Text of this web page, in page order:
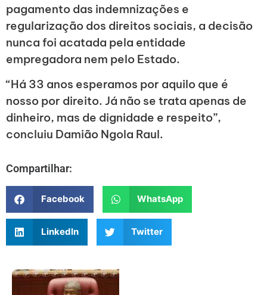
pagamento das indemnizações e
regularização dos direitos sociais, a decisão
nunca foi acatada pela entidade
empregadora nem pelo Estado.
“Há 33 anos esperamos por aquilo que é
nosso por direito. Já não se trata apenas de
dinheiro, mas de dignidade e respeito”,
concluiu Damião Ngola Raul.
Compartilhar:
Facebook WhatsApp
LinkedIn Twitter